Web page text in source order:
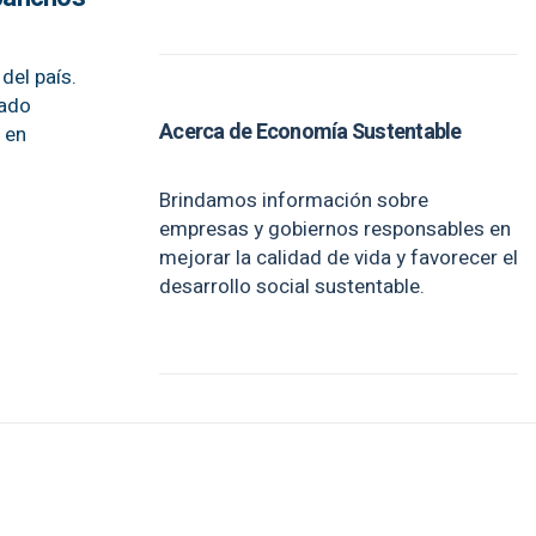
país.
Acerca de Economía Sustentable
Brindamos información sobre
empresas y gobiernos responsables en
mejorar la calidad de vida y favorecer el
desarrollo social sustentable.